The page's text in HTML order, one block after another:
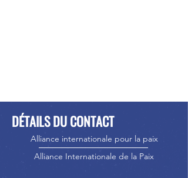
DÉTAILS DU CONTACT
Alliance internationale pour la paix
Alliance Internationale de la Paix